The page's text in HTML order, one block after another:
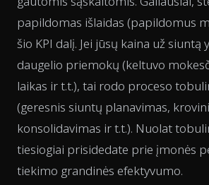
papildomas išlaidas (papildomus
šio KPI dalį. Jei jūsų kaina už siuntą
daugelio priemokų (keltuvo
laikas ir t.t.), tai rodo proceso
(geresnis siuntų planavimas,
konsolidavimas ir t.t.). Nuolat
tiesiogiai prisidedate prie įmonės
tiekimo grandinės efektyvumo.